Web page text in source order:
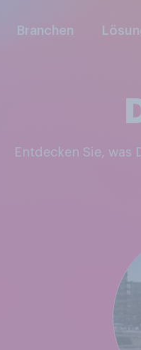
Branchen
Entdecken Sie,